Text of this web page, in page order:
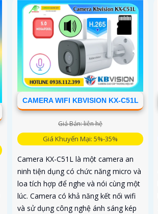
CAMERA WIFI KBVISION KX-C51L
Giá Bán: liên hệ
Giá Khuyến Mại: 5%-35%
Camera KX-C51L là một camera an
ninh tiện dụng có chức năng micro và
loa tích hợp để nghe và nói cùng một
lúc. Camera có khả năng kết nối wifi
và sử dụng công nghệ ánh sáng kép